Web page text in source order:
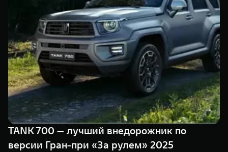
TANK 500
Веди за собой
от 6 499 000 ₽
TANK 700
Сила
от 10 199
ПОКУПКА АВТОМОБИЛЯ
TANK Финансы
Корпоративным клиентам
TANK ФИНАНСЫ
TANK Кредит
TANK Лизинг
TANK Страхование
Специальные предложения
Моторные масла
ЦИФРОВЫЕ СЕРВИСЫ TANK
Цифровые сервисы TANK
Подписки
TANK 700 — лучший внедорожник по
версии Гран-при «За рулем» 2025